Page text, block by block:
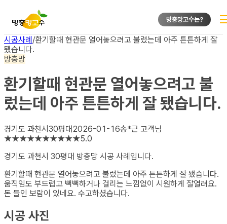
방충망고수는?
시공사례/환기할때 현관문 열어놓으려고 불렀는데 아주 튼튼하게 잘
됐습니다.
방충망
환기할때 현관문 열어놓으려고 불
렀는데 아주 튼튼하게 잘 됐습니다.
경기도 과천시 30평대2026-01-16송*근 고객님
★★★★★★★★★★5.0
경기도 과천시 30평대 방충망 시공 사례입니다.
환기할때 현관문 열어놓으려고 불렀는데 아주 튼튼하게 잘 됐습니다.
움직임도 부드럽고 뻑뻑하거나 걸리는 느낌없이 시원하게 잘열려요.
돈 들인 보람이 있네요. 수고하셨습니다.
시공 사진